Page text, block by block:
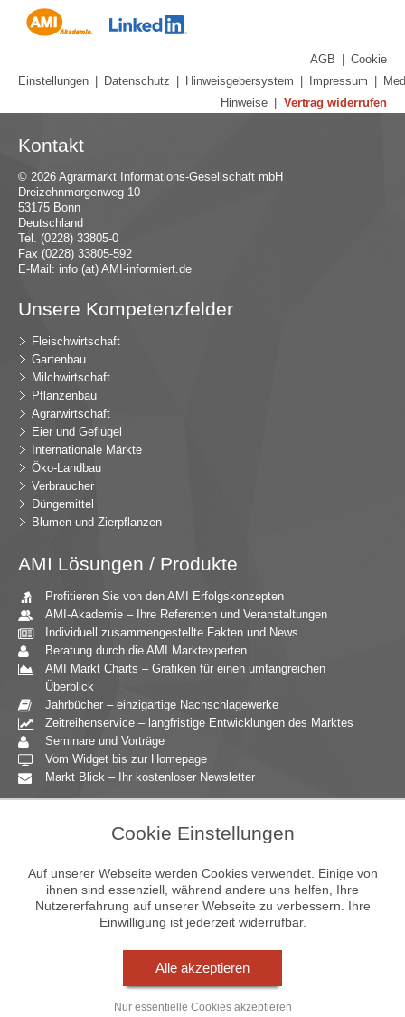
AGB
Cookie
Einstellungen
Datenschutz Hinweisgebersystem Impressum
Hinweise
Vertrag widerrufen
Kontakt
© 2026 Agrarmarkt Informations-Gesellschaft mbH
Dreizehnmorgenweg 10
53175 Bonn
Deutschland
Tel. (0228) 33805-0
Fax (0228) 33805-592
E-Mail: info (at) AMI-informiert.de
Unsere Kompetenzfelder
Fleischwirtschaft
Gartenbau
Milchwirtschaft
Pflanzenbau
Agrarwirtschaft
Eier und Geflügel
Internationale Märkte
Öko-Landbau
Verbraucher
Düngemittel
Blumen und Zierpflanzen
AMI Lösungen / Produkte
Profitieren Sie von den AMI Erfolgskonzepten
AMI-Akademie – Ihre Referenten und Veranstaltungen
Individuell zusammengestellte Fakten und News
Beratung durch die AMI Marktexperten
AMI Markt Charts – Grafiken für einen umfangreichen
Überblick
Jahrbücher – einzigartige Nachschlagewerke
Zeitreihenservice – langfristige Entwicklungen des Marktes
Seminare und Vorträge
Vom Widget bis zur Homepage
Markt Blick – Ihr kostenloser Newsletter
Unternehmensberatung
Ernährungsgewerbe
Einzelhandel
Bildung & Wissenschaft
Cookie Einstellungen
Auf unserer Webseite werden Cookies verwendet. Einige von
ihnen sind essenziell, während andere uns helfen, Ihre
Nutzererfahrung auf unserer Webseite zu verbessern. Ihre
Einwilligung ist jederzeit widerrufbar.
Alle akzeptieren
Nur essentielle Cookies akzeptieren